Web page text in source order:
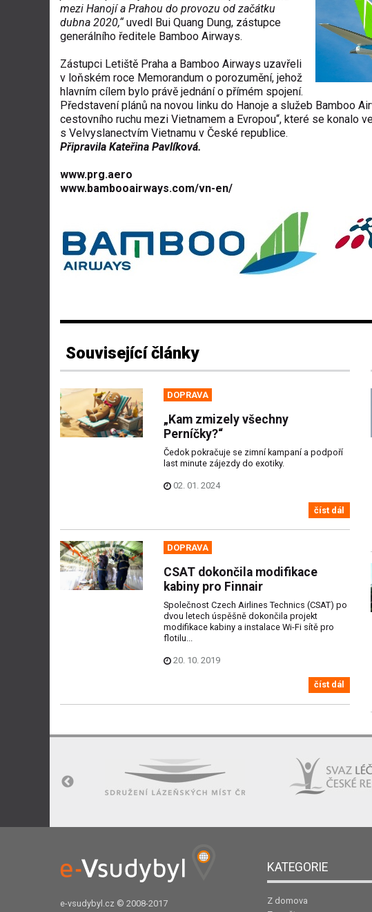
mezi Hanojí a Prahou do provozu od začátku
dubna 2020,“uvedl Bui Quang Dung, zástupce
generálního ředitele Bamboo Airways.
Zástupci Letiště Praha a Bamboo Airways uzavřeli
v loňském roce Memorandum o porozumění, jehož
hlavním cílem bylo právě jednání o přímém spojení.
Představení plánů na novou linku do Hanoje a služeb Bamboo
cestovního ruchu mezi Vietnamem a Evropou“, které se konalo
s Velvyslanectvím Vietnamu v České republice.
Připravila Kateřina Pavlíková.
www.prg.aero
www.bambooairways.com/vn-en/
Související články
DOPRAVA
„Kam zmizely všechny
Perníčky?“
Čedok pokračuje se zimní kampaní a podpoří
last minute zájezdy do exotiky.
02. 01. 2024
číst dál
DOPRAVA
CSAT dokončila modifikace
kabiny pro Finnair
Společnost Czech Airlines Technics (CSAT) po
dvou letech úspěšně dokončila projekt
modifikace kabiny a instalace Wi-Fi sítě pro
flotilu...
20. 10. 2019
číst dál
e-vsudybyl.cz © 2008-2017
KATEGORIE
Z domova